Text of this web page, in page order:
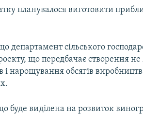
планувалося виготовити
сільського
що передбачає створення
і нарощування обсягів
буде виділена на розвиток